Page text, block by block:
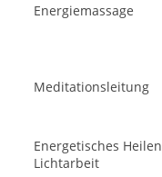
Energiemassage
Meditationsleitung
Energetisches Heilen
Lichtarbeit